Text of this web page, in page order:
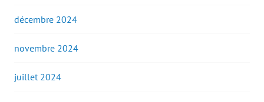
décembre 2024
novembre 2024
juillet 2024